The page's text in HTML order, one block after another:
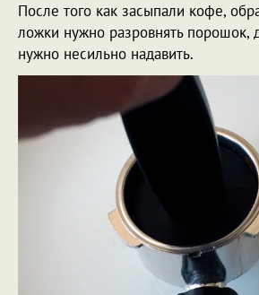
После того как засыпали кофе,
ложки нужно разровнять порошок,
нужно несильно надавить.